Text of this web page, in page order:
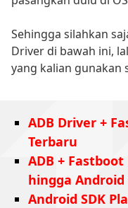
Sehingga silahkan
Driver di bawah ini,
yang kalian gunakan
ADB Driver +
Terbaru
ADB +
hingga Android
Android SDK